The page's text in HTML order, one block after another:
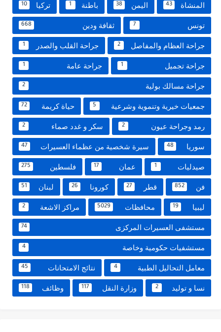
المنشاة 43 اليمن 38 باطنة 1 تركيا 10
تونس 7 ثقافة ودين 668
جراحة العظام والمفاصل 2 جراحة القلب والصدر 1
جراحة تجميل 1 جراحة عامة 1
جراحة مسالك بولية 2
جمعيات خيرية وتنموية وشرعية 5 حياة كريمة 72
رمد وجراحة عيون 2 سكر و غدد صماء 2
سوريا 48 سيرة شخصية من عظماء العسيرات 47
صيدليات 1 عمان 17 فلسطين 275
فن 852 قطر 27 كورونا 26 لبنان 51
ليبيا 19 محافظات 5029 مراكز الاشعة 2
مستشفى العسيرات المركزى 74
مستشفيات حكومية وخاصة 4
معامل التحاليل الطبية 4 نتائج الامتحانات 45
نسا و توليد 2 وزارة النقل 117 وظائف 118